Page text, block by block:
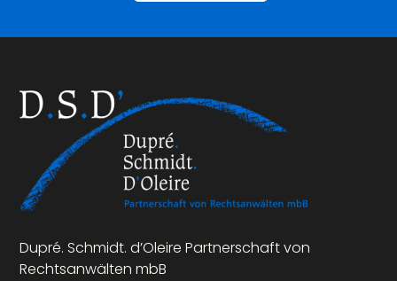
Dupré. Schmidt. d’Oleire Partnerschaft von
Rechtsanwälten mbB